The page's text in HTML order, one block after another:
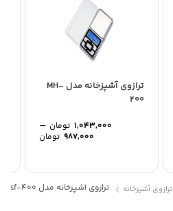
ترازوی آشپزخانه مدل MH-
200
1,043,000 تومان –
987,000 تومانPrice
through
1,043,000
ترازوی آشپزخانه ترازوی آشپزخانه مدل sf-400